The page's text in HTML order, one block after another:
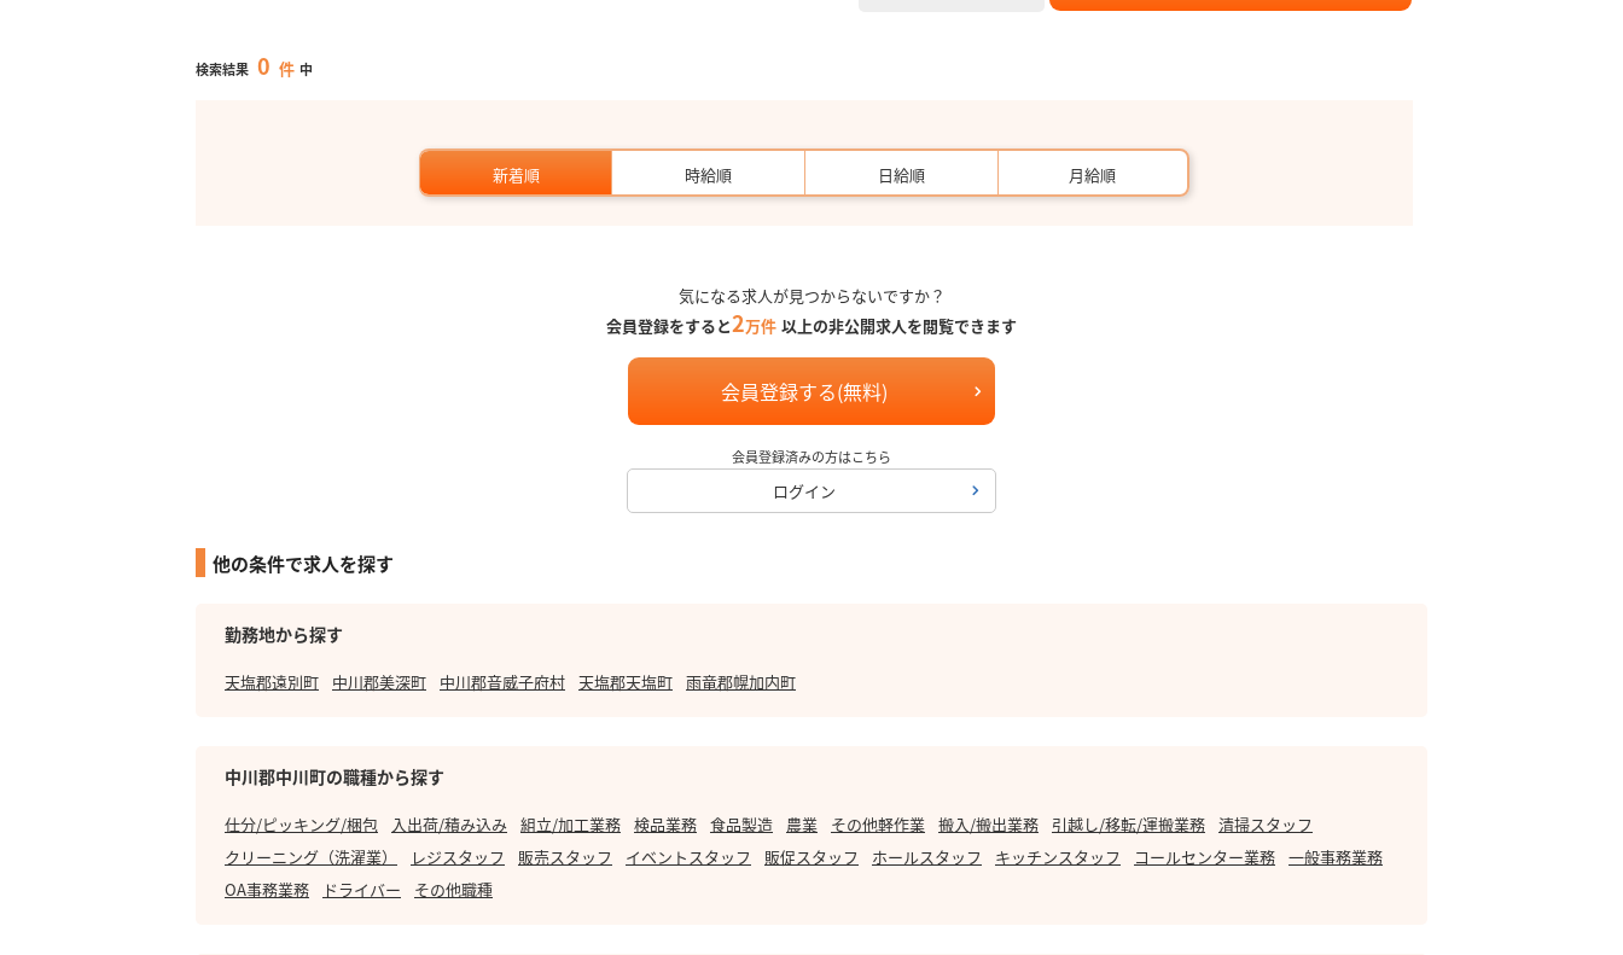
検索結果 0 件 中
新着順 時給順 日給順 月給順
気になる求人が見つからないですか？
会員登録をすると2万件 以上の非公開求人を閲覧できます
会員登録する(無料)
会員登録済みの方はこちら
ログイン
他の条件で求人を探す
勤務地から探す
天塩郡遠別町 中川郡美深町 中川郡音威子府村 天塩郡天塩町 雨竜郡幌加内町
中川郡中川町の職種から探す
仕分/ピッキング/梱包 入出荷/積み込み 組立/加工業務 検品業務 食品製造 農業 その他軽作業 搬入/搬出業務 引越し/移転/運搬業務 清掃スタッフ
クリーニング（洗濯業）
レジスタッフ 販売スタッフ イベントスタッフ 販促スタッフ ホールスタッフ キッチンスタッフ コールセンター業務 一般事務業務
OA事務業務
ドライバー その他職種